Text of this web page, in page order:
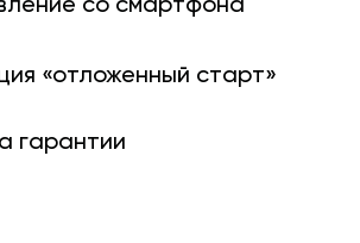
со смартфона
«отложенный старт»
гарантии